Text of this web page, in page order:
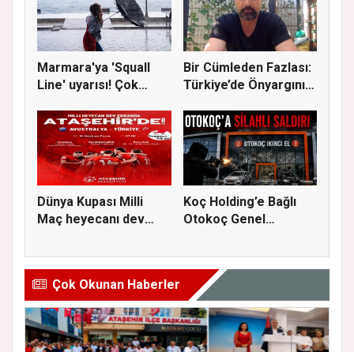
Marmara'ya 'Squall
Line' uyarısı! Çok
Bir Cümleden Fazlası:
Türkiye’de Önyargının
Dünya Kupası Milli
Maç heyecanı dev
Koç Holding’e Bağlı
Otokoç Genel
Çok Okunan Haberler